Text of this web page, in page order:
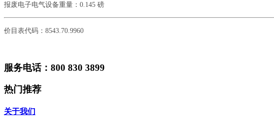
报废电子电气设备重量： 0.145 磅
价目表代码： 8543.70.9960
服务电话：800 830 3899
热门推荐
关于我们